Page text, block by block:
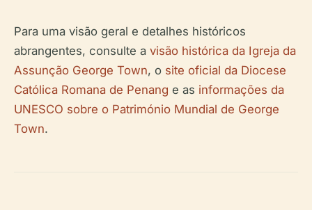
Para uma visão geral e detalhes históricos
abrangentes, consulte a visão histórica da Igreja da
Assunção George Town, o site oficial da Diocese
Católica Romana de Penang e as informações da
UNESCO sobre o Património Mundial de George
Town.